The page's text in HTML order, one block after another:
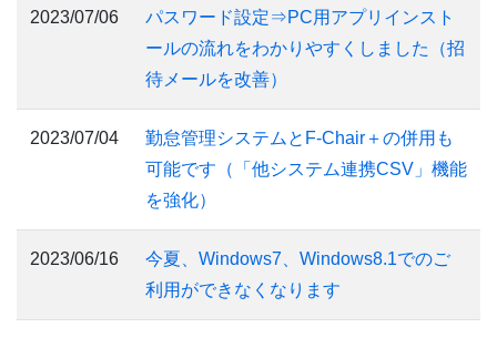
2023/07/06
パスワード設定⇒PC用アプリインスト
ールの流れをわかりやすくしました（招
待メールを改善）
2023/07/04
勤怠管理システムとF-Chair＋の併用も
可能です（「他システム連携CSV」機能
を強化）
2023/06/16
今夏、Windows7、Windows8.1でのご
利用ができなくなります